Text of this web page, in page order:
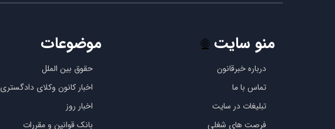
درباره خبرقانون
تماس با ما
تبلیغات در سایت
فرصت های شغلی
منو سایت 🌐
حقوق بین الملل
اخبار کانون وکلای دادگستری
اخبار روز
بانک قوانین و مقررات
موضوعات